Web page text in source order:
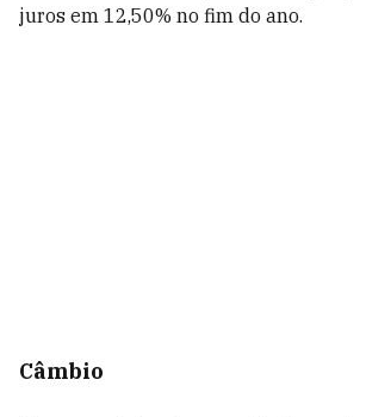
juros em 12,50% no fim do ano.
Câmbio